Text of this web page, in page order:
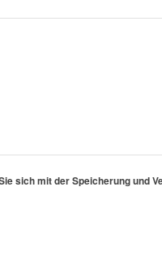
sich mit der Speicherung und